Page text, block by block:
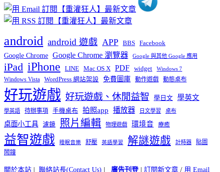
android android 遊戲 APP BBS Facebook
Google Chrome Google Chrome 瀏覽器 Google 與其他 Google 應用
iPad iPhone LINE Mac OS X PDF widget Windows 7
Windows Vista WordPress 網站架設 免費圖庫 動作遊戲 動態桌布
好玩遊戲 好玩遊戲、休閒益智 學日文 學英文
學英語 待辦事項 手機桌布 拍照app 播放器 日文學習 桌布
桌面小工具 濾鏡 照片編輯 物理遊戲 環境音 療癒
益智遊戲 睡眠音樂 舒壓 英語學習 解謎遊戲 計時器
貼圖
鬧鐘
關於本站 | 聯絡站長(Contact Us) | 廣告刊登| 訂閱新文章 / 用 Email